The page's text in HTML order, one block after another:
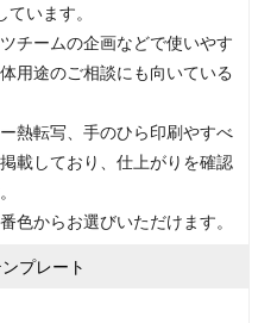
います。
チームの企画などで使いやす
用途のご相談にも向いている
熱転写、手のひら印刷やすべ
載しており、仕上がりを確認
色からお選びいただけます。
プレート